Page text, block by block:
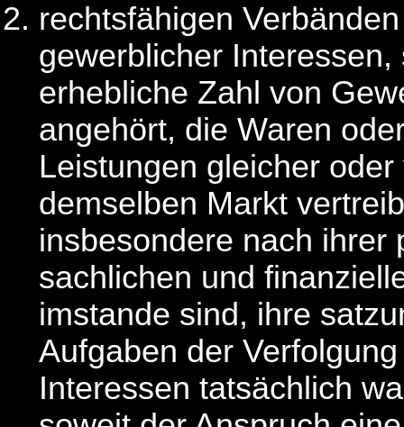
rechtsfähigen
gewerblicher
erhebliche Zahl von
angehört, die Waren
Leistungen gleicher
demselben Markt
insbesondere nach ihrer
sachlichen und
imstande sind, ihre
Aufgaben der
Interessen tatsächlich